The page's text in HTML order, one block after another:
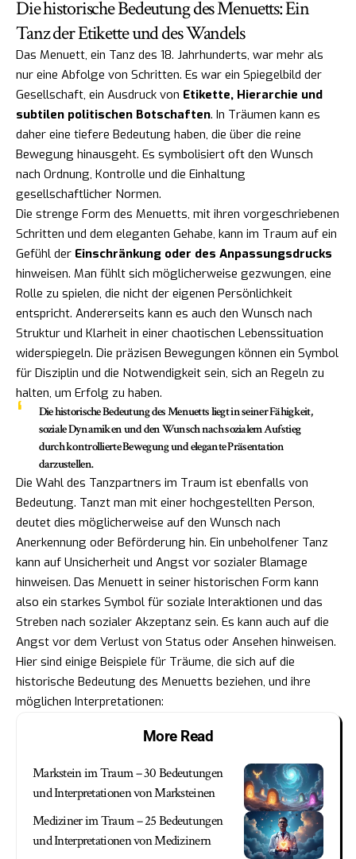
Die historische Bedeutung des Menuetts: Ein
Tanz der Etikette und des Wandels
Das Menuett, ein Tanz des 18. Jahrhunderts, war mehr als
nur eine Abfolge von Schritten. Es war ein Spiegelbild der
Gesellschaft, ein Ausdruck von Etikette, Hierarchie und
subtilen politischen Botschaften. In Träumen kann es
daher eine tiefere Bedeutung haben, die über die reine
Bewegung hinausgeht. Es symbolisiert oft den Wunsch
nach Ordnung, Kontrolle und die Einhaltung
gesellschaftlicher Normen.
Die strenge Form des Menuetts, mit ihren vorgeschriebenen
Schritten und dem eleganten Gehabe, kann im Traum auf ein
Gefühl der Einschränkung oder des Anpassungsdrucks
hinweisen. Man fühlt sich möglicherweise gezwungen, eine
Rolle zu spielen, die nicht der eigenen Persönlichkeit
entspricht. Andererseits kann es auch den Wunsch nach
Struktur und Klarheit in einer chaotischen Lebenssituation
widerspiegeln. Die präzisen Bewegungen können ein Symbol
für Disziplin und die Notwendigkeit sein, sich an Regeln zu
halten, um Erfolg zu haben.
Die historische Bedeutung des Menuetts liegt in seiner Fähigkeit,
soziale Dynamiken und den Wunsch nach sozialem Aufstieg
durch kontrollierte Bewegung und elegante Präsentation
darzustellen.
Die Wahl des Tanzpartners im Traum ist ebenfalls von
Bedeutung. Tanzt man mit einer hochgestellten Person,
deutet dies möglicherweise auf den Wunsch nach
Anerkennung oder Beförderung hin. Ein unbeholfener Tanz
kann auf Unsicherheit und Angst vor sozialer Blamage
hinweisen. Das Menuett in seiner historischen Form kann
also ein starkes Symbol für soziale Interaktionen und das
Streben nach sozialer Akzeptanz sein. Es kann auch auf die
Angst vor dem Verlust von Status oder Ansehen hinweisen.
Hier sind einige Beispiele für Träume, die sich auf die
historische Bedeutung des Menuetts beziehen, und ihre
möglichen Interpretationen:
More Read
Markstein im Traum – 30 Bedeutungen
und Interpretationen von Marksteinen
Mediziner im Traum – 25 Bedeutungen
und Interpretationen von Medizinern